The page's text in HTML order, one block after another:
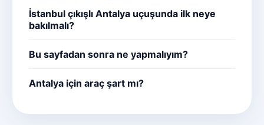
İstanbul çıkışlı Antalya uçuşunda ilk neye
bakılmalı?
Bu sayfadan sonra ne yapmalıyım?
Antalya için araç şart mı?